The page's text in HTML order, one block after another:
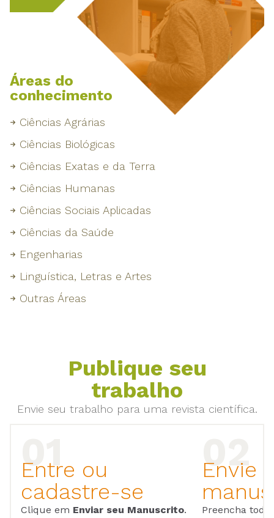
Áreas do
conhecimento
Ciências Agrárias
Ciências Biológicas
Ciências Exatas e da Terra
Ciências Humanas
Ciências Sociais Aplicadas
Ciências da Saúde
Engenharias
Linguística, Letras e Artes
Outras Áreas
Publique seu
trabalho
Envie seu trabalho para uma revista científica.
Entre ou
cadastre-se
Clique em Enviar seu Manuscrito.
Envie
Preencha